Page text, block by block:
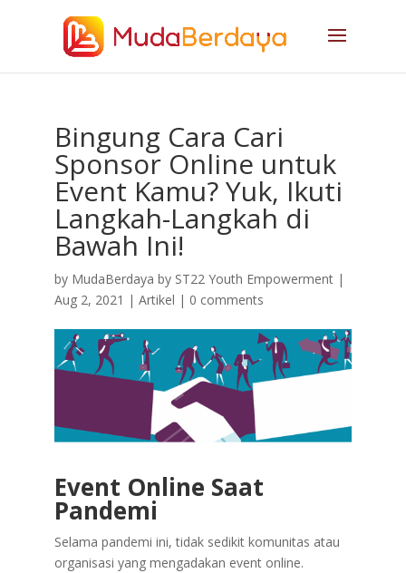
Bingung Cara Cari
Sponsor Online untuk
Event Kamu? Yuk, Ikuti
Langkah-Langkah di
Bawah Ini!
by MudaBerdaya by ST22 Youth Empowerment|
Aug 2, 2021 | Artikel | 0 comments
Event Online Saat
Pandemi
Selama pandemi ini, tidak sedikit komunitas atau
organisasi yang mengadakan event online.